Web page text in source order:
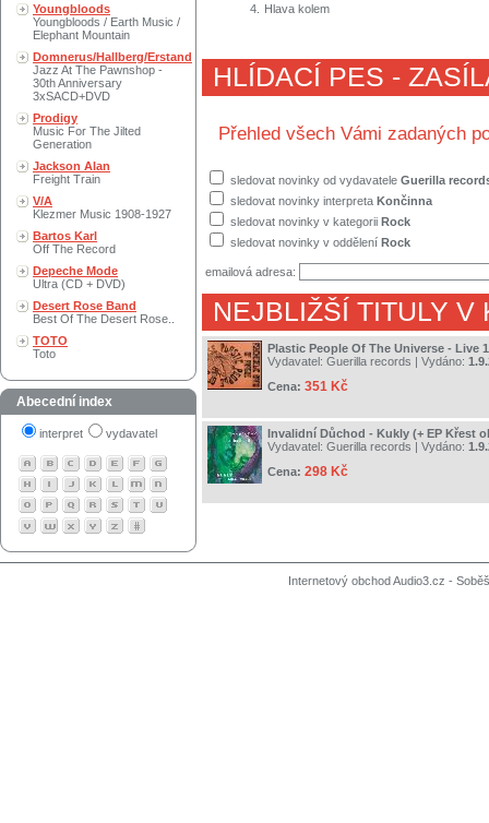
Youngbloods
Youngbloods / Earth Music /
Elephant Mountain
Domnerus/Hallberg/Erstand
Jazz At The Pawnshop -
30th Anniversary
3xSACD+DVD
Prodigy
Music For The Jilted
Generation
Jackson Alan
Freight Train
V/A
Klezmer Music 1908-1927
Bartos Karl
Off The Record
Depeche Mode
Ultra (CD + DVD)
Desert Rose Band
Best Of The Desert Rose..
TOTO
Toto
Abecední index
interpret vydavatel
4.
Hlava kolem
HLÍDACÍ PES -
Přehled všech Vámi zadaných
sledovat novinky od vydavatele Guerilla
sledovat novinky interpreta Končinna
sledovat novinky v kategorii Rock
sledovat novinky v oddělení Rock
emailová adresa:
NEJBLIŽŠÍ TITULY V
Plastic People Of The Universe - Live
Vydavatel: Guerilla records | Vydáno:
Cena: 351 Kč
Invalidní Důchod - Kukly (+ EP Křest
Vydavatel: Guerilla records | Vydáno:
Cena: 298 Kč
Internetový obchod Audio3.cz -